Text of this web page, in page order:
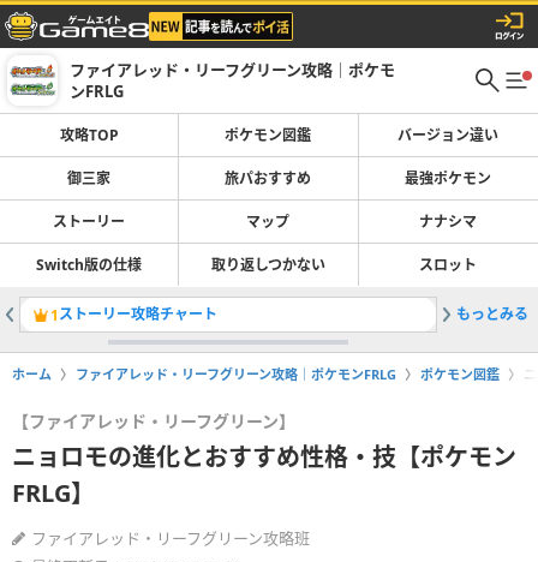
ファイアレッド・リーフグリーン攻略｜ポケモ
ンFRLG
攻略TOP ポケモン図鑑 バージョン違い
御三家 旅パおすすめ 最強ポケモン
ストーリー マップ ナナシマ
Switch版の仕様 取り返しつかない スロット
1ストーリー攻略チャート 2レベル
もっとみる
ホーム ファイアレッド・リーフグリーン攻略｜ポケモンFRLG ポケモン図鑑
【ファイアレッド・リーフグリーン】
ニョロモの進化とおすすめ性格・技【ポケモン
FRLG】
ファイアレッド・リーフグリーン攻略班